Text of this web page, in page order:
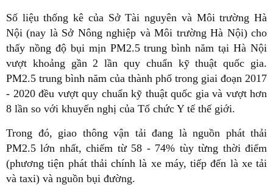
Số liệu thống kê của Sở Tài nguyên và Môi trường Hà
Nội (nay là Sở Nông nghiệp và Môi trường Hà Nội) cho
thấy nồng độ bụi mịn PM2.5 trung bình năm tại Hà Nội
vượt khoảng gần 2 lần quy chuẩn kỹ thuật quốc gia.
PM2.5 trung bình năm của thành phố trong giai đoạn 2017
- 2020 đều vượt quy chuẩn kỹ thuật quốc gia và vượt hơn
8 lần so với khuyến nghị của Tổ chức Y tế thế giới.
Trong đó, giao thông vận tải đang là nguồn phát thải
PM2.5 lớn nhất, chiếm từ 58 - 74% tùy từng thời điểm
(phương tiện phát thải chính là xe máy, tiếp đến là xe tải
và taxi) và nguồn bụi đường.